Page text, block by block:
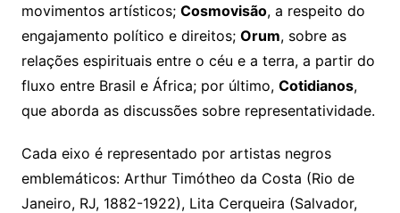
movimentos artísticos; Cosmovisão, a respeito do
engajamento político e direitos; Orum, sobre as
relações espirituais entre o céu e a terra, a partir do
fluxo entre Brasil e África; por último, Cotidianos,
que aborda as discussões sobre representatividade.
Cada eixo é representado por artistas negros
emblemáticos: Arthur Timótheo da Costa (Rio de
Janeiro, RJ, 1882-1922), Lita Cerqueira (Salvador,